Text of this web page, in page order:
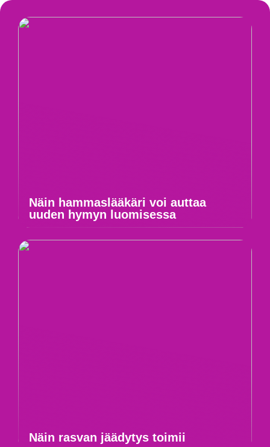
Näin hammaslääkäri voi auttaa
uuden hymyn luomisessa
Näin rasvan jäädytys toimii